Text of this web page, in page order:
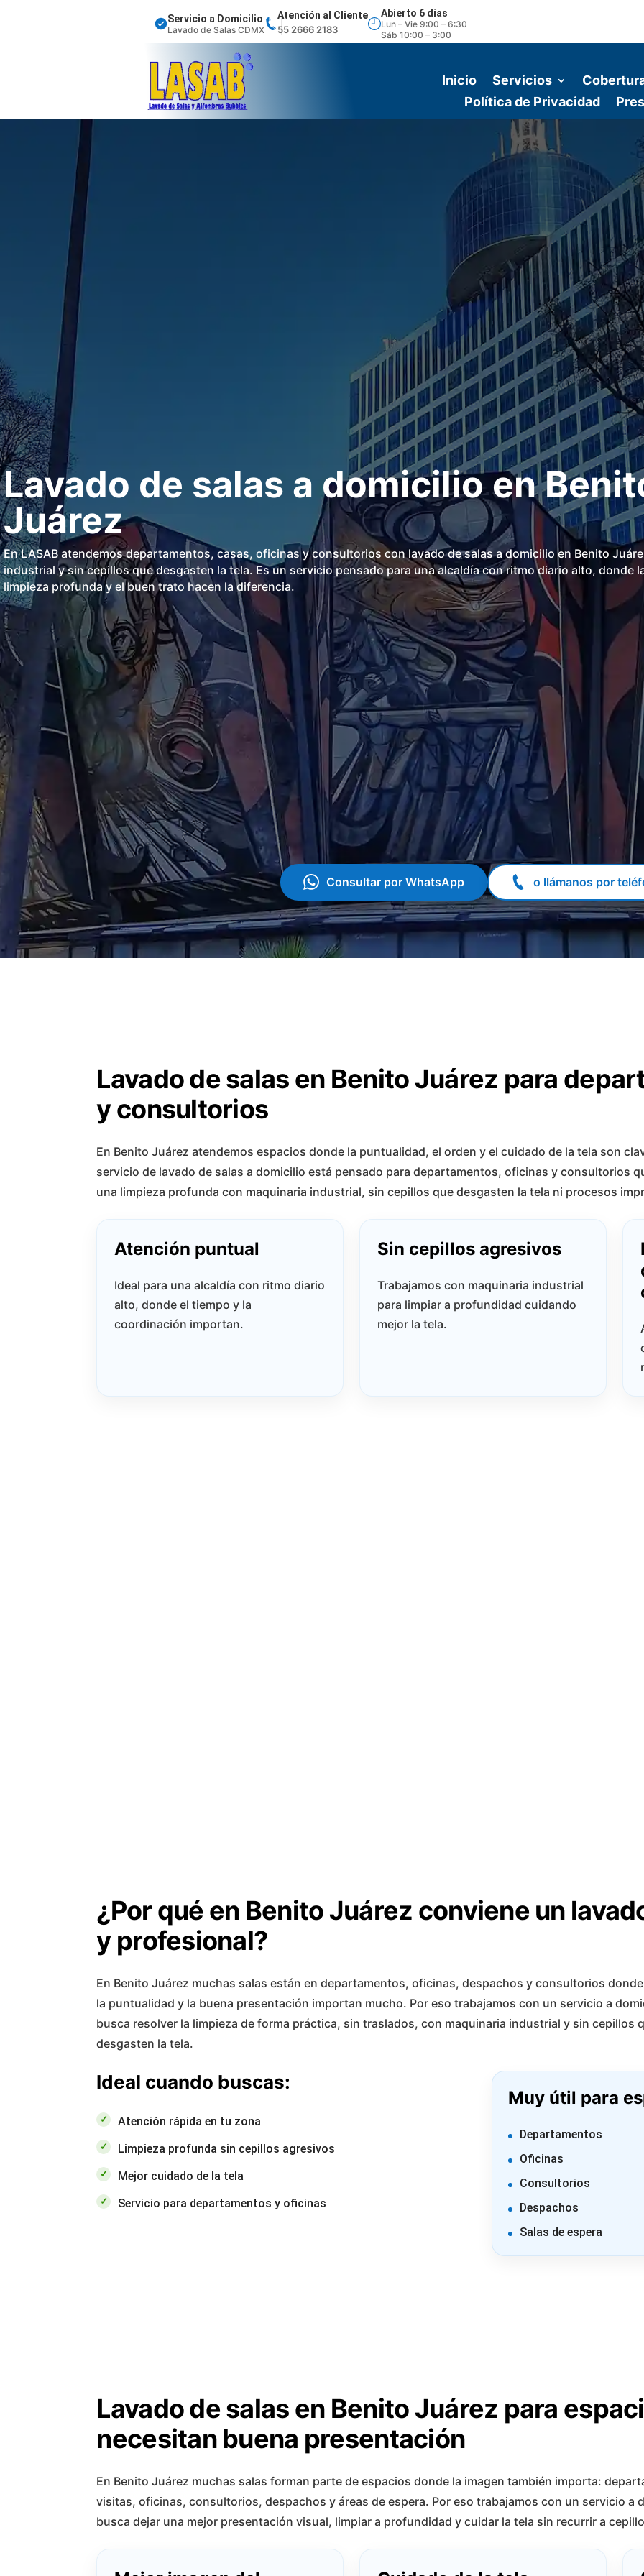
Servicio a Domicilio
Lavado de Salas CDMX
Atención al Cliente
55 2666 2183
Abierto 6 días
Lun – Vie 9:00 – 6:30
Sáb 10:00 – 3:00
Inicio Servicios
Política de Privacidad
Lavado de salas a domicilio en
Juárez
En LASAB atendemos departamentos, casas, oficinas y consultorios con lavado de salas a domicilio en Benito
industrial y sin cepillos que desgasten la tela. Es un servicio pensado para una alcaldía con ritmo diario alto, donde
limpieza profunda y el buen trato hacen la diferencia.
Consultar por WhatsApp o llámanos por
Lavado de salas en Benito Juárez para
y consultorios
En Benito Juárez atendemos espacios donde la puntualidad, el orden y el cuidado de la tela son
servicio de lavado de salas a domicilio está pensado para departamentos, oficinas y consultorios
una limpieza profunda con maquinaria industrial, sin cepillos que desgasten la tela ni procesos
Atención puntual
Ideal para una alcaldía con ritmo diario
alto, donde el tiempo y la
coordinación importan.
Sin cepillos agresivos
Trabajamos con maquinaria industrial
para limpiar a profundidad cuidando
mejor la tela.
¿Por qué en Benito Juárez conviene un
y profesional?
En Benito Juárez muchas salas están en departamentos, oficinas, despachos y consultorios
la puntualidad y la buena presentación importan mucho. Por eso trabajamos con un servicio a
busca resolver la limpieza de forma práctica, sin traslados, con maquinaria industrial y sin cepillos
desgasten la tela.
Ideal cuando buscas:
Atención rápida en tu zona
Limpieza profunda sin cepillos agresivos
Mejor cuidado de la tela
Servicio para departamentos y oficinas
Muy útil para
Departamentos
Oficinas
Consultorios
Despachos
Salas de espera
Lavado de salas en Benito Juárez para
necesitan buena presentación
En Benito Juárez muchas salas forman parte de espacios donde la imagen también importa:
visitas, oficinas, consultorios, despachos y áreas de espera. Por eso trabajamos con un servicio a
busca dejar una mejor presentación visual, limpiar a profundidad y cuidar la tela sin recurrir a